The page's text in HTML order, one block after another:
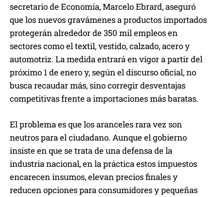
secretario de Economía, Marcelo Ebrard, aseguró
que los nuevos gravámenes a productos importados
protegerán alrededor de 350 mil empleos en
sectores como el textil, vestido, calzado, acero y
automotriz. La medida entrará en vigor a partir del
próximo 1 de enero y, según el discurso oficial, no
busca recaudar más, sino corregir desventajas
competitivas frente a importaciones más baratas.
El problema es que los aranceles rara vez son
neutros para el ciudadano. Aunque el gobierno
insiste en que se trata de una defensa de la
industria nacional, en la práctica estos impuestos
encarecen insumos, elevan precios finales y
reducen opciones para consumidores y pequeñas